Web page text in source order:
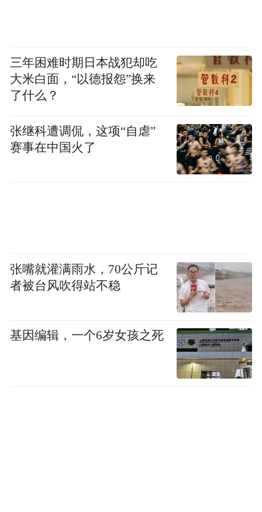
三年困难时期日本战犯却吃
大米白面，“以德报怨”换来
了什么？
张继科遭调侃，这项“自虐”
赛事在中国火了
张嘴就灌满雨水，70公斤记
者被台风吹得站不稳
基因编辑，一个6岁女孩之死